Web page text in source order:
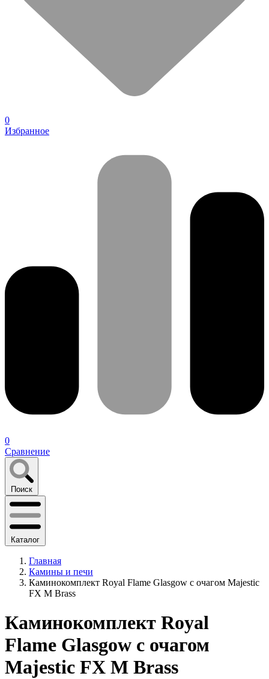
0
Избранное
0
Сравнение
Поиск
Каталог
Главная
Камины и печи
Каминокомплект Royal Flame Glasgow с очагом Majestic
FX M Brass
Каминокомплект Royal
Flame Glasgow с очагом
Majestic FX M Brass